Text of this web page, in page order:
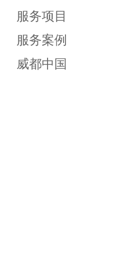
服务项目
服务案例
威都中国